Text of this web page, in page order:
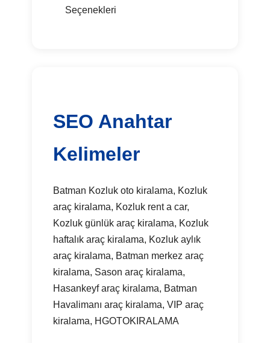
Seçenekleri
SEO Anahtar
Kelimeler
Batman Kozluk oto kiralama, Kozluk
araç kiralama, Kozluk rent a car,
Kozluk günlük araç kiralama, Kozluk
haftalık araç kiralama, Kozluk aylık
araç kiralama, Batman merkez araç
kiralama, Sason araç kiralama,
Hasankeyf araç kiralama, Batman
Havalimanı araç kiralama, VIP araç
kiralama, HGOTOKIRALAMA